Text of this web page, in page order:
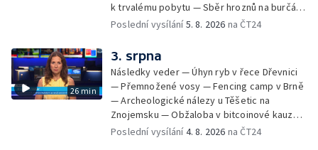
k trvalému pobytu — Sběr hroznů na burčák
— Dokončení oprav vedení — Skončil termín
vody v obcích — Vyschlá koryta potoků —
Sdílení strážníků na Brněnsku
Poslední vysílání5. 8. 2026 na ČT24
26 min
3. srpna
Následky veder — Úhyn ryb v řece Dřevnici
— Přemnožené vosy — Fencing camp v Brně
— Archeologické nálezy u Těšetic na
Znojemsku — Obžaloba v bitcoinové kauze
— Přestavba silnice přes Bzenec na
Poslední vysílání4. 8. 2026 na ČT24